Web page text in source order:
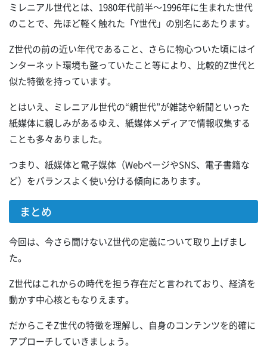
ミレニアル世代とは、1980年代前半～1996年に生まれた世代
のことで、先ほど軽く触れた「Y世代」の別名にあたります。
Z世代の前の近い年代であること、さらに物心ついた頃にはイ
ンターネット環境も整っていたこと等により、比較的Z世代と
似た特徴を持っています。
とはいえ、ミレニアル世代の“親世代”が雑誌や新聞といった
紙媒体に親しみがあるゆえ、紙媒体メディアで情報収集する
ことも多々ありました。
つまり、紙媒体と電子媒体（WebページやSNS、電子書籍な
ど）をバランスよく使い分ける傾向にあります。
まとめ
今回は、今さら聞けないZ世代の定義について取り上げまし
た。
Z世代はこれからの時代を担う存在だと言われており、経済を
動かす中心核ともなりえます。
だからこそZ世代の特徴を理解し、自身のコンテンツを的確に
アプローチしていきましょう。